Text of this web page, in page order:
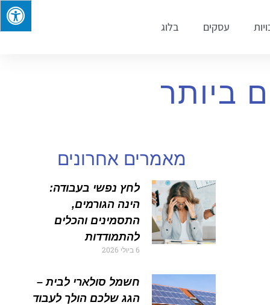
עסקים בלוג
ביותר
מאמרים אחרונים
לחץ נפשי בעבודה:
הינה הגורמים,
התסמינים והכלים
להתמודדות
6 ביולי 2026
חשמל סולארי לבית –
הגג שלכם הולך לעבוד